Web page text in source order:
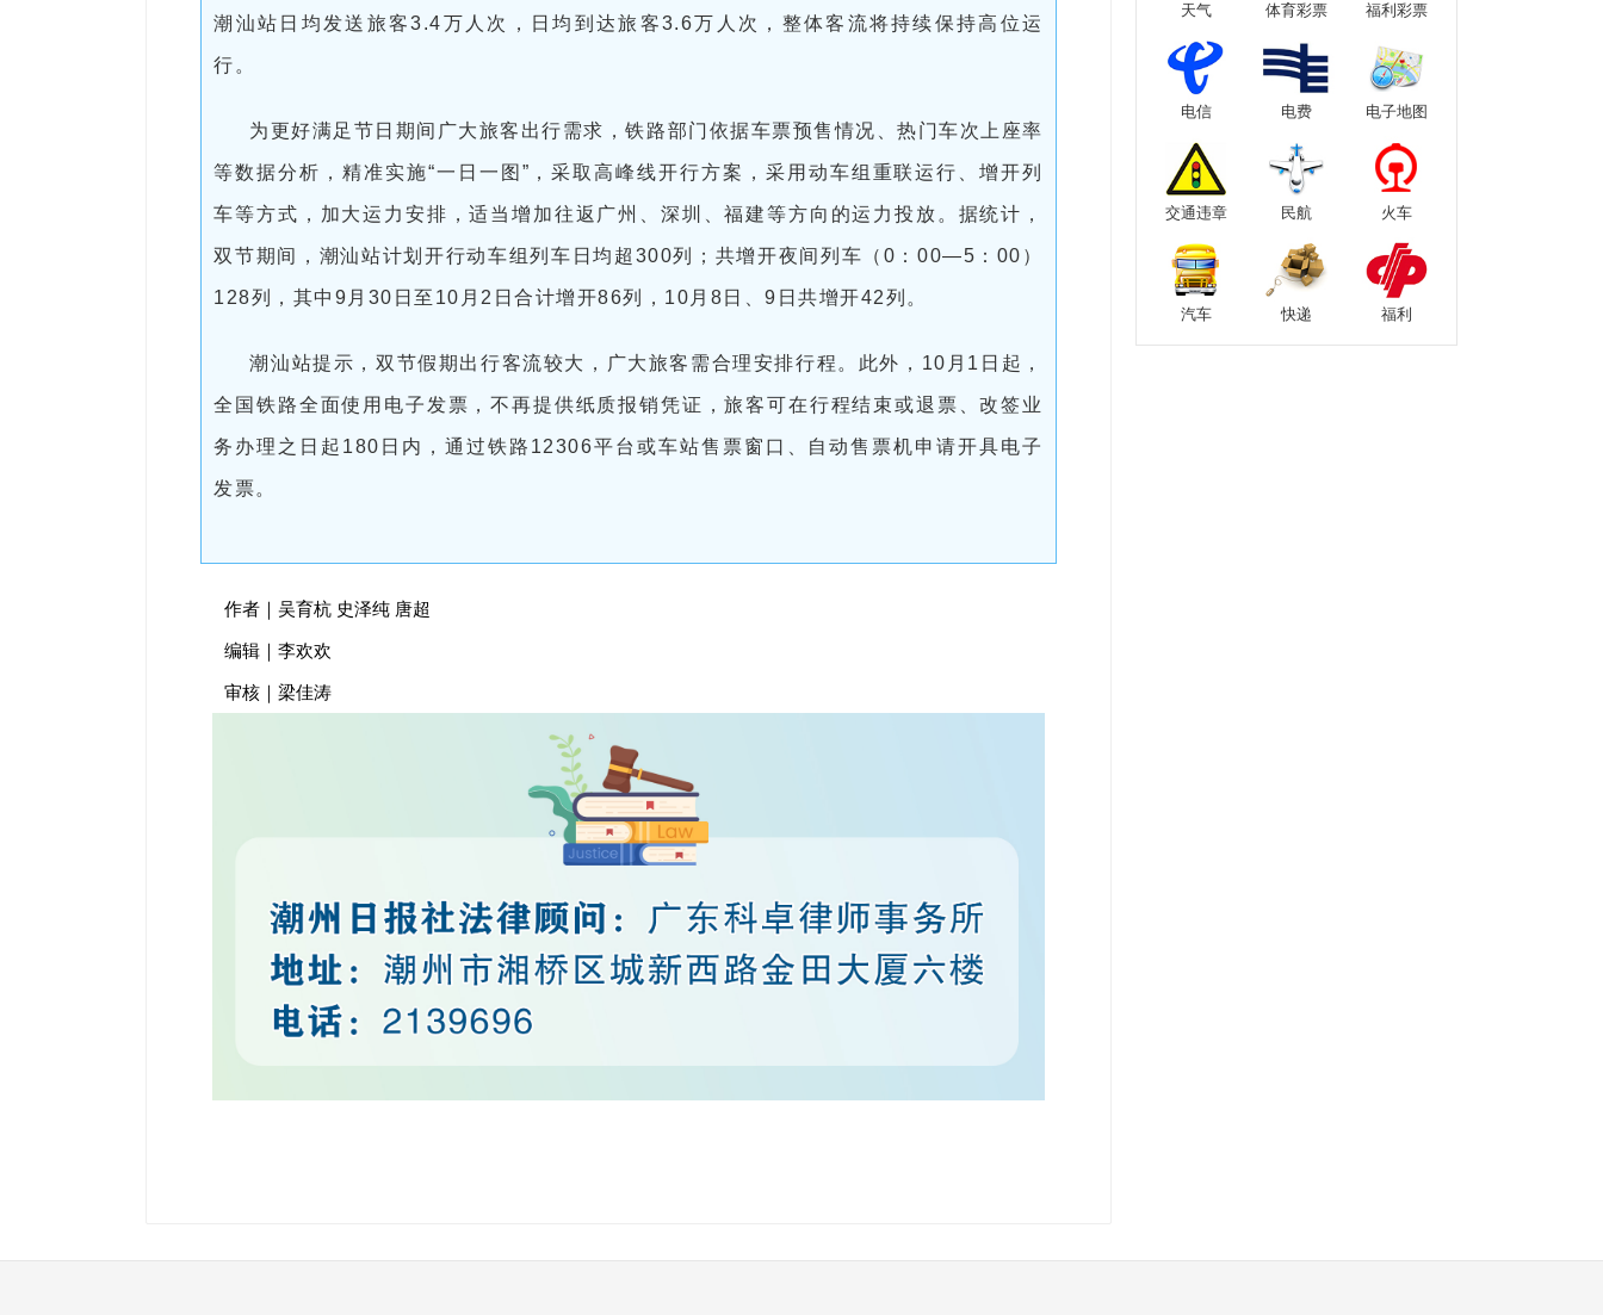
潮汕站日均发送旅客3.4万人次，日均到达旅客3.6万人次，整体客流将持续保持高位运
行。
为更好满足节日期间广大旅客出行需求，铁路部门依据车票预售情况、热门车次上座率
等数据分析，精准实施“一日一图”，采取高峰线开行方案，采用动车组重联运行、增开列
车等方式，加大运力安排，适当增加往返广州、深圳、福建等方向的运力投放。据统计，
双节期间，潮汕站计划开行动车组列车日均超300列；共增开夜间列车（0：00—5：00）
128列，其中9月30日至10月2日合计增开86列，10月8日、9日共增开42列。
潮汕站提示，双节假期出行客流较大，广大旅客需合理安排行程。此外，10月1日起，
全国铁路全面使用电子发票，不再提供纸质报销凭证，旅客可在行程结束或退票、改签业
务办理之日起180日内，通过铁路12306平台或车站售票窗口、自动售票机申请开具电子
发票。
作者｜吴育杭 史泽纯 唐超
编辑｜李欢欢
审核｜梁佳涛
天气 体育彩票 福利彩票
电信 电费 电子地图
交通违章 民航 火车
汽车 快递 福利